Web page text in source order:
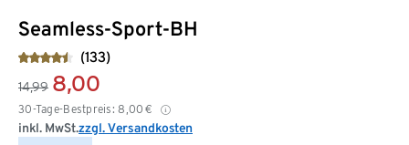
Seamless-Sport-BH
(133)
14,99 8,00
30-Tage-Bestpreis: 8,00 €
inkl. MwSt.zzgl. Versandkosten